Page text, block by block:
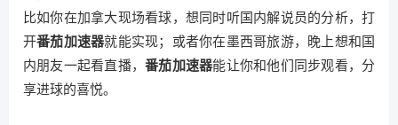
比如你在加拿大现场看球，想同时听国内解说员的分析，打
开番茄加速器就能实现；或者你在墨西哥旅游，晚上想和国
内朋友一起看直播，番茄加速器能让你和他们同步观看，分
享进球的喜悦。